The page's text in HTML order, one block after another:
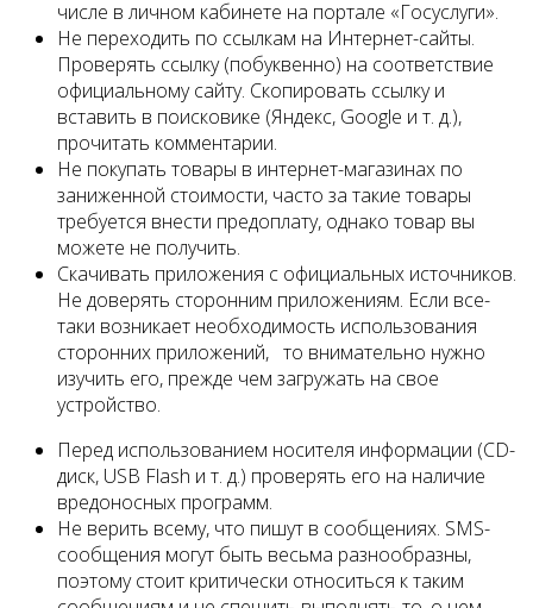
числе в личном кабинете на портале «Госуслуги».
Не переходить по ссылкам на Интернет-сайты.
Проверять ссылку (побуквенно) на соответствие
официальному сайту. Скопировать ссылку и
вставить в поисковике (Яндекс, Google и т. д.),
прочитать комментарии.
Не покупать товары в интернет-магазинах по
заниженной стоимости, часто за такие товары
требуется внести предоплату, однако товар вы
можете не получить.
Скачивать приложения с официальных источников.
Не доверять сторонним приложениям. Если все-
таки возникает необходимость использования
сторонних приложений, то внимательно нужно
изучить его, прежде чем загружать на свое
устройство.
Перед использованием носителя информации (CD-
диск, USB Flash и т. д.) проверять его на наличие
вредоносных программ.
Не верить всему, что пишут в сообщениях. SMS-
сообщения могут быть весьма разнообразны,
поэтому стоит критически относиться к таким